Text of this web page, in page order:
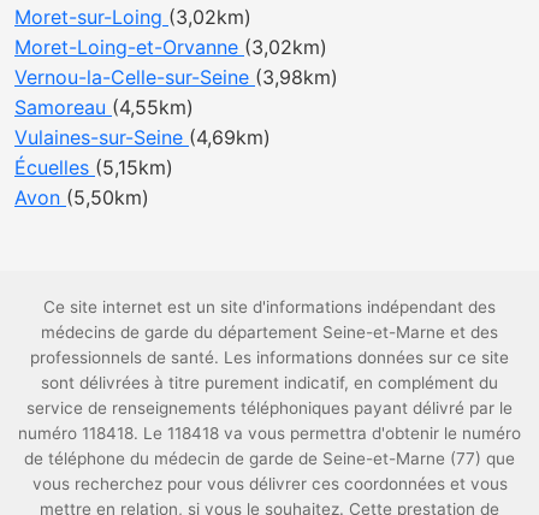
Moret-sur-Loing (3,02km)
Moret-Loing-et-Orvanne (3,02km)
Vernou-la-Celle-sur-Seine (3,98km)
Samoreau (4,55km)
Vulaines-sur-Seine (4,69km)
Écuelles (5,15km)
Avon (5,50km)
Ce site internet est un site d'informations indépendant des
médecins de garde du département Seine-et-Marne et des
professionnels de santé. Les informations données sur ce site
sont délivrées à titre purement indicatif, en complément du
service de renseignements téléphoniques payant délivré par le
numéro 118418. Le 118418 va vous permettra d'obtenir le numéro
de téléphone du médecin de garde de Seine-et-Marne (77) que
vous recherchez pour vous délivrer ces coordonnées et vous
mettre en relation, si vous le souhaitez. Cette prestation de